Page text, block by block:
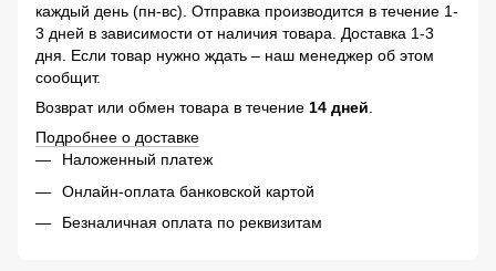
каждый день (пн-вс). Отправка производится в течение 1-
3 дней в зависимости от наличия товара. Доставка 1-3
дня. Если товар нужно ждать – наш менеджер об этом
сообщит.
Возврат или обмен товара в течение 14 дней
Подробнее о доставке
Наложенный платеж
Онлайн-оплата банковской картой
Безналичная оплата по реквизитам